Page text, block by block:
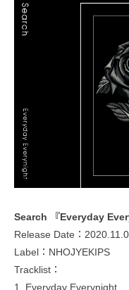
Search 『Everyday
Release Date：
Label：NHOJYEKIPS
Tracklist：
1. Everyday Everynight